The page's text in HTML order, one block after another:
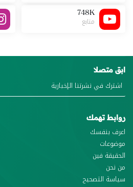
748K
متابع
ابق متصلا
روابط تهمك
اعرف بنفسك
موضوعات
الحقيقة فين
من نحن
سياسة التصحيح